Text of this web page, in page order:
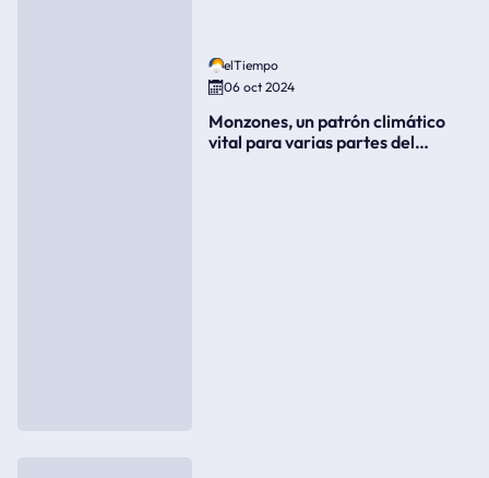
elTiempo
06 oct 2024
Monzones, un patrón climático
vital para varias partes del